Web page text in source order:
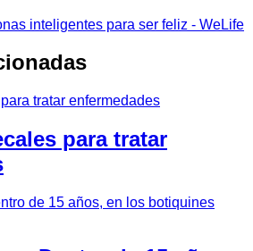
inteligentes para ser feliz - WeLife
para tratar